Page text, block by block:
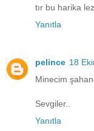
tır bu harika
Yanıtla
pelince 18
Minecim
Sevgiler..
Yanıtla